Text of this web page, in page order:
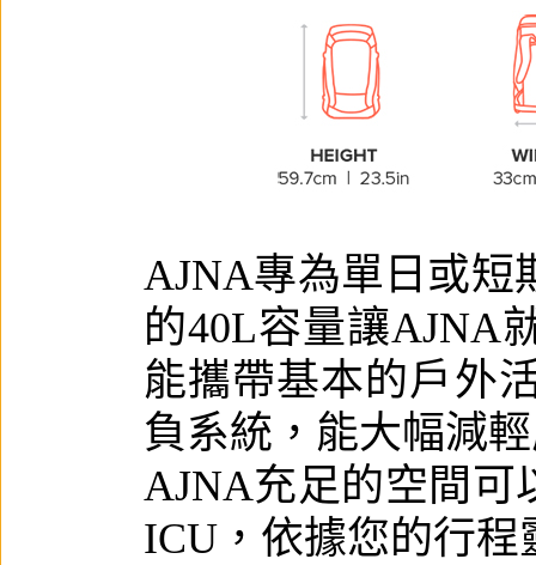
AJNA專為單日或短
的40L容量讓AJNA
能攜帶基本的戶外
負系統，能大幅減
AJNA充足的空間可
ICU，依據您的行程